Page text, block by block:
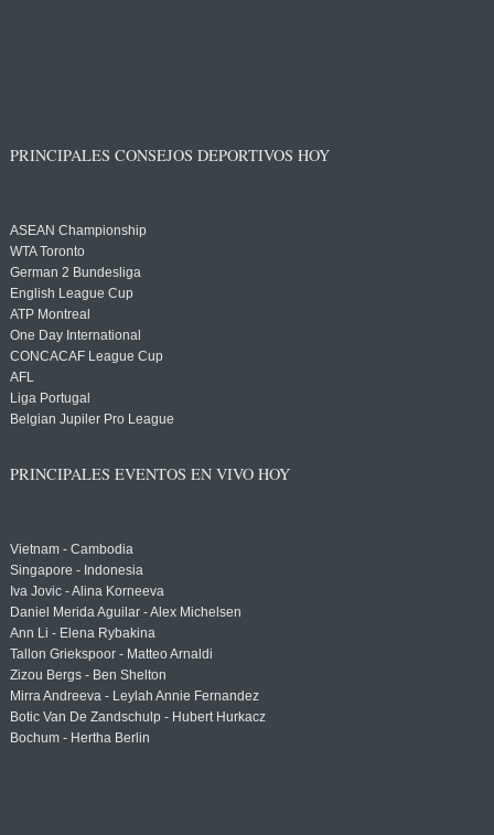
PRINCIPALES CONSEJOS DEPORTIVOS HOY
ASEAN Championship
WTA Toronto
German 2 Bundesliga
English League Cup
ATP Montreal
One Day International
CONCACAF League Cup
AFL
Liga Portugal
Belgian Jupiler Pro League
PRINCIPALES EVENTOS EN VIVO HOY
Vietnam - Cambodia
Singapore - Indonesia
Iva Jovic - Alina Korneeva
Daniel Merida Aguilar - Alex Michelsen
Ann Li - Elena Rybakina
Tallon Griekspoor - Matteo Arnaldi
Zizou Bergs - Ben Shelton
Mirra Andreeva - Leylah Annie Fernandez
Botic Van De Zandschulp - Hubert Hurkacz
Bochum - Hertha Berlin